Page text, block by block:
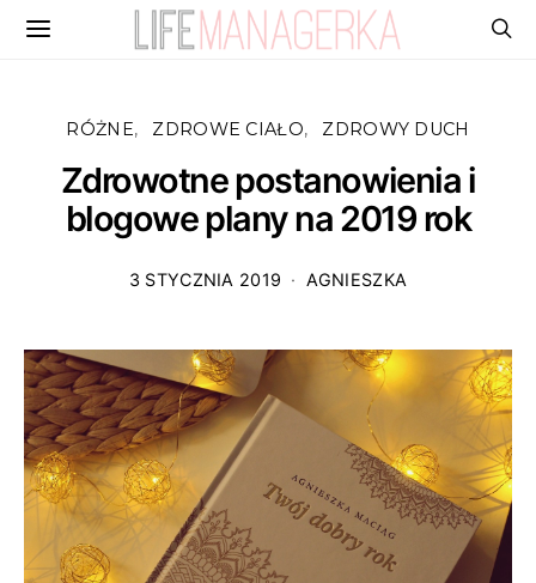
RÓŻNE ZDROWE CIAŁO ZDROWY DUCH
Zdrowotne postanowienia i
blogowe plany na 2019 rok
3 STYCZNIA 2019 AGNIESZKA